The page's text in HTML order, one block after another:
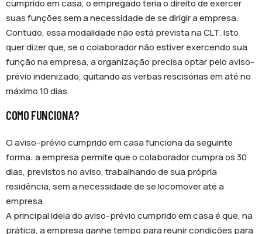
cumprido em casa, o empregado teria o direito de exercer
suas funções sem a necessidade de se dirigir a empresa.
Contudo, essa modalidade não está prevista na CLT. Isto
quer dizer que, se o colaborador não estiver exercendo sua
função na empresa, a organização precisa optar pelo aviso-
prévio indenizado, quitando as verbas rescisórias em até no
máximo 10 dias.
COMO FUNCIONA?
O aviso-prévio cumprido em casa funciona da seguinte
forma: a empresa permite que o colaborador cumpra os 30
dias, previstos no aviso, trabalhando de sua própria
residência, sem a necessidade de se locomover até a
empresa.
A principal ideia do aviso-prévio cumprido em casa é que, na
prática, a empresa ganhe tempo para reunir condições para